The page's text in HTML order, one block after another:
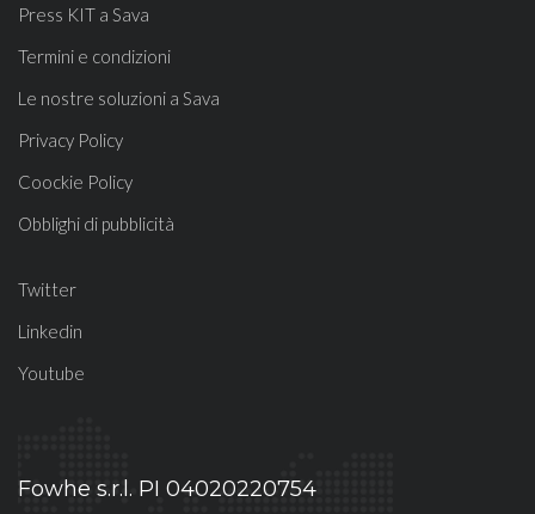
Press KIT a Sava
Termini e condizioni
Le nostre soluzioni a Sava
Privacy Policy
Coockie Policy
Obblighi di pubblicità
Twitter
Linkedin
Youtube
Fowhe s.r.l. PI 04020220754